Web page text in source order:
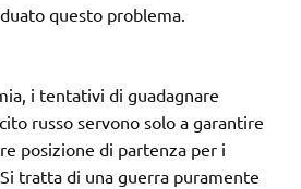
questo problema.
i tentativi di guadagnare
russo servono solo a garantire
posizione di partenza per i
tratta di una guerra puramente